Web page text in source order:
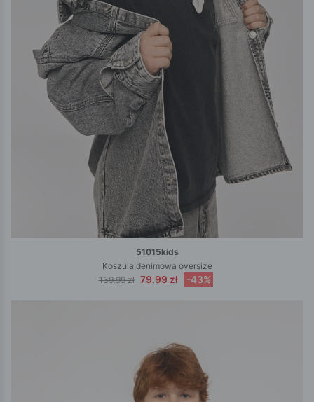
51015kids
Koszula denimowa oversize
139.99 zł 79.99 zł -43%